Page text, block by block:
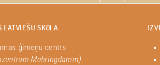
LATVIEŠU SKOLA
ģimeņu centrs
Mehringdamm)